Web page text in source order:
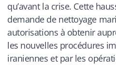
qu’avant la crise. Cette
demande de nettoyage
autorisations à obtenir
les nouvelles procédures
iraniennes et par les